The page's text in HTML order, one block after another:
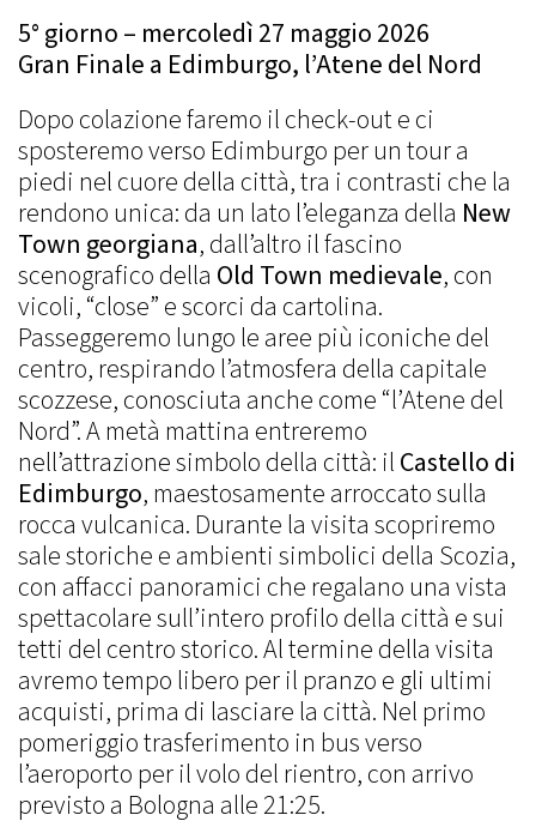
5° giorno – mercoledì 27 maggio 2026
Gran Finale a Edimburgo, l’Atene del Nord
Dopo colazione faremo il check-out e ci
sposteremo verso Edimburgo per un tour a
piedi nel cuore della città, tra i contrasti che la
rendono unica: da un lato l’eleganza della New
Town georgiana, dall’altro il fascino
scenografico della Old Town medievale, con
vicoli, “close” e scorci da cartolina.
Passeggeremo lungo le aree più iconiche del
centro, respirando l’atmosfera della capitale
scozzese, conosciuta anche come “l’Atene del
Nord”. A metà mattina entreremo
nell’attrazione simbolo della città: ilCastello di
Edimburgo, maestosamente arroccato sulla
rocca vulcanica. Durante la visita scopriremo
sale storiche e ambienti simbolici della Scozia,
con affacci panoramici che regalano una vista
spettacolare sull’intero profilo della città e sui
tetti del centro storico. Al termine della visita
avremo tempo libero per il pranzo e gli ultimi
acquisti, prima di lasciare la città. Nel primo
pomeriggio trasferimento in bus verso
l’aeroporto per il volo del rientro, con arrivo
previsto a Bologna alle 21:25.